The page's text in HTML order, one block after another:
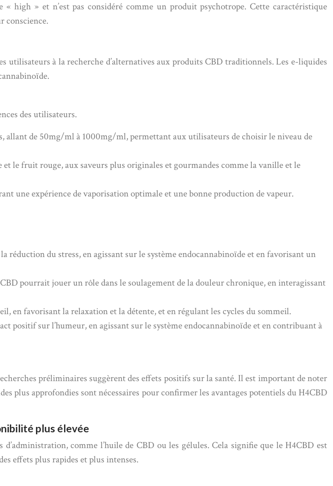
high » et n’est pas considéré comme un produit psychotrope. Cette caractéristique
conscience.
utilisateurs à la recherche d’alternatives aux produits CBD traditionnels. Les e-liquides
des utilisateurs.
allant de 50mg/ml à 1000mg/ml, permettant aux utilisateurs de choisir le niveau de
et le fruit rouge, aux saveurs plus originales et gourmandes comme la vanille et le
une expérience de vaporisation optimale et une bonne production de vapeur.
du stress, en agissant sur le système endocannabinoïde et en favorisant un
pourrait jouer un rôle dans le soulagement de la douleur chronique, en interagissant
en favorisant la relaxation et la détente, et en régulant les cycles du sommeil.
positif sur l’humeur, en agissant sur le système endocannabinoïde et en contribuant à
préliminaires suggèrent des effets positifs sur la santé. Il est important de noter
plus approfondies sont nécessaires pour confirmer les avantages potentiels du H4CBD
plus élevée
comme l’huile de CBD ou les gélules. Cela signifie que le H4CBD est
effets plus rapides et plus intenses.